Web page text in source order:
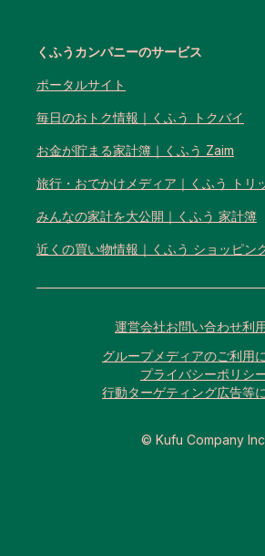
くふうカンパニーのサービス
ポータルサイト
毎日のおトク情報｜くふう トクバイ
お金が貯まる家計簿｜くふう Zaim
旅行・おでかけメディア｜くふう トリ
みんなの家計を大公開｜くふう 家計簿
近くの買い物情報｜くふう ショッピン
運営会社お問い合わせ利
グループメディアのご利用
プライバシーポリシ
行動ターゲティング広告等
© Kufu Company